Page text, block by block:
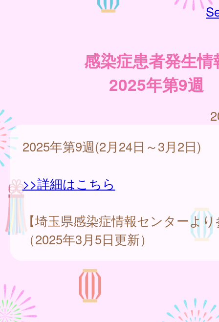
感染症患者発生情
2025年第9週
2025年第9週(2月24日～3月2日)
>>詳細はこちら
【埼玉県感染症情報センターよ
（2025年3月5日更新）